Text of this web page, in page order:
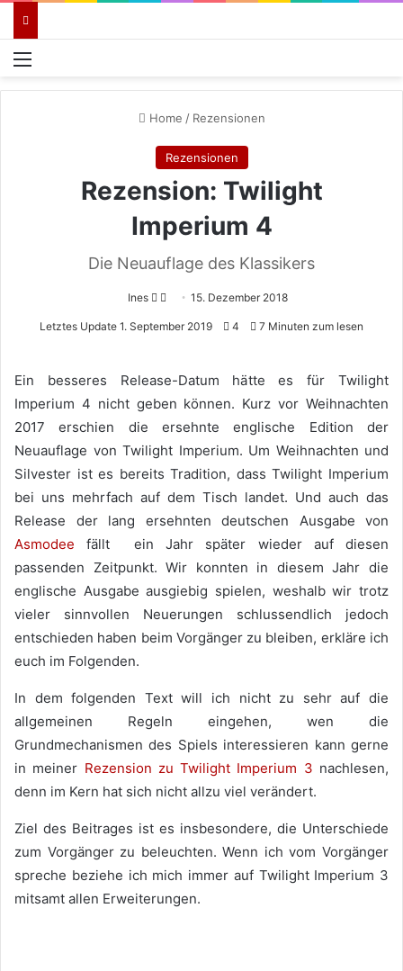
Menü
Home / Rezensionen
Rezensionen
Rezension: Twilight
Imperium 4
Die Neuauflage des Klassikers
Ines
Follow
Sende
Mail
15. Dezember 2018
Letztes Update 1. September 2019 4 7 Minuten zum lesen
Ein besseres Release-Datum hätte es für Twilight
Imperium 4 nicht geben können. Kurz vor Weihnachten
2017 erschien die ersehnte englische Edition der
Neuauflage von Twilight Imperium. Um Weihnachten und
Silvester ist es bereits Tradition, dass Twilight Imperium
bei uns mehrfach auf dem Tisch landet. Und auch das
Release der lang ersehnten deutschen Ausgabe von
Asmodee fällt ein Jahr später wieder auf diesen
passenden Zeitpunkt. Wir konnten in diesem Jahr die
englische Ausgabe ausgiebig spielen, weshalb wir trotz
vieler sinnvollen Neuerungen schlussendlich jedoch
entschieden haben beim Vorgänger zu bleiben, erkläre ich
euch im Folgenden.
In dem folgenden Text will ich nicht zu sehr auf die
allgemeinen Regeln eingehen, wen die
Grundmechanismen des Spiels interessieren kann gerne
in meiner Rezension zu Twilight Imperium 3 nachlesen,
denn im Kern hat sich nicht allzu viel verändert.
Ziel des Beitrages ist es insbesondere, die Unterschiede
zum Vorgänger zu beleuchten. Wenn ich vom Vorgänger
spreche beziehe ich mich immer auf Twilight Imperium 3
mitsamt allen Erweiterungen.